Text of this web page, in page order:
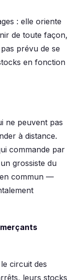
: elle oriente
de toute façon,
prévu de se
en fonction
ne peuvent pas
à distance.
commande par
grossiste du
commun —
circuit des
leurs stocks